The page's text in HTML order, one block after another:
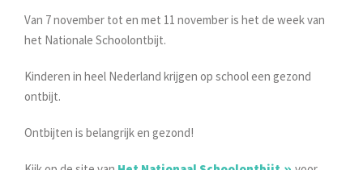
Van 7 november tot en met 11 november is het de week van
het Nationale Schoolontbijt.
Kinderen in heel Nederland krijgen op school een gezond
ontbijt.
Ontbijten is belangrijk en gezond!